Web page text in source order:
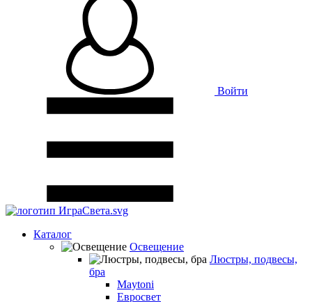
Войти
Каталог
Освещение
Люстры, подвесы,
бра
Maytoni
Евросвет